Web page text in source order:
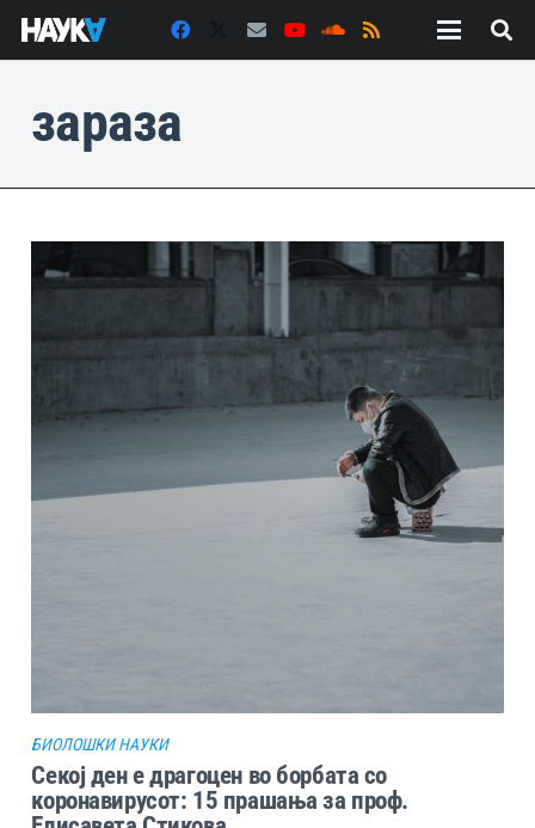
зараза
БИОЛОШКИ НАУКИ
Секој ден е драгоцен во борбата со
коронавирусот: 15 прашања за проф.